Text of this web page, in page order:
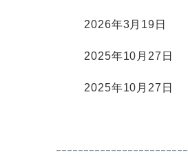
2026年3月19日
2025年10月27日
2025年10月27日